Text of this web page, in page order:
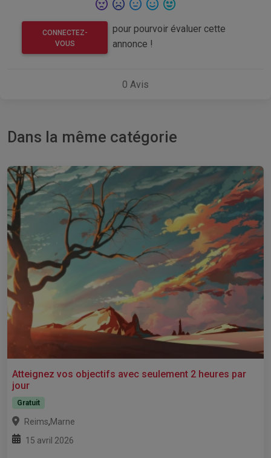
CONNECTEZ-
VOUS
pour pourvoir évaluer cette
annonce !
0 Avis
Dans la même catégorie
Atteignez vos objectifs avec seulement 2 heures par
jour
Gratuit
Reims,Marne
15 avril 2026